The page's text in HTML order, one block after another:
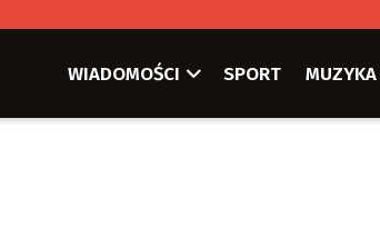
WIADOMOŚCI SPORT MUZYKA